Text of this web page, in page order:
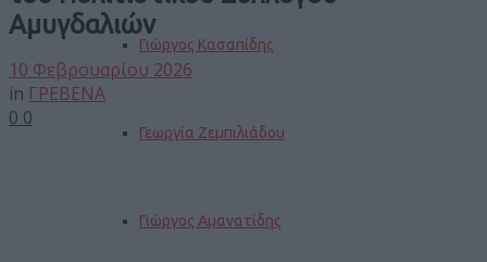
Γιώργος Κασαπίδης
Γεωργία Ζεμπιλιάδου
Γιώργος Αμανατίδης
Αμυγδαλιών
10 Φεβρουαρίου 2026
in ΓΡΕΒΕΝΑ
0 0